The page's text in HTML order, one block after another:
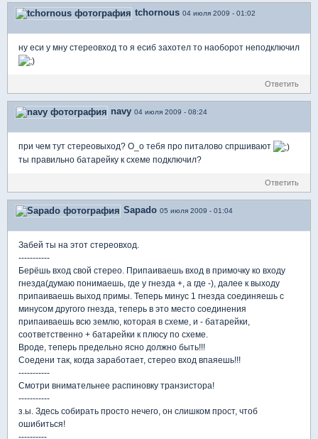
tchornous 04 июля 2009 - 01:02
ну еси у мну стереовход то я есиб захотел то наоборот неподключил
Ответить
navy 04 июля 2009 - 08:24
при чем тут стереовыход? О_о тебя про питалово спршивают
ты правильно батарейку к схеме подключил?
Ответить
Sapado 05 июля 2009 - 01:04
Забей ты на этот стереовход.
-----------
Берёшь вход свой стерео. Припаиваешь вход в примочку ко входу
гнезда(думаю понимаешь, где у гнезда +, а где -), далее к выходу
припаиваешь выход примы. Теперь минус 1 гнезда соединяешь с
минусом другого гнезда, теперь в это место соединения
припаиваешь всю землю, которая в схеме, и - батарейки,
соответственно + батарейки к плюсу по схеме.
Вроде, теперь предельно ясно должно быть!!!
Соедени так, когда заработает, стерео вход впаяешь!!!
-----------
Смотри внимательнее распиновку транзистора!
-----------
з.ы. Здесь собирать просто нечего, он слишком прост, чтоб
ошибиться!
----------